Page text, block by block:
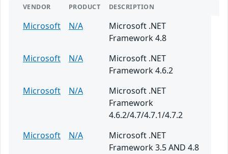
VENDOR PRODUCT DESCRIPTION
Microsoft N/A
Microsoft .NET
Framework 4.8
Microsoft
N/A
Microsoft .NET
Framework 4.6.2
Microsoft
N/A
Microsoft .NET
Framework
4.6.2/4.7/4.7.1/4.7.2
Microsoft
N/A
Microsoft .NET
Framework 3.5 AND 4.8